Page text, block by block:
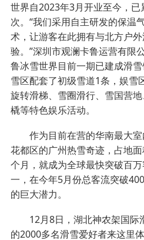
世界自2023年3月开业至今，
次。“我们采用自主研发的保温
术，让游客在此拥有与北方户
验。”深圳市观澜卡鲁运营有限
鲁冰雪世界目前一期已建成滑
雪区配套了初级雪道1条，娱雪
旋转滑梯、雪圈滑行、雪国营
橇等特色娱乐活动。
作为目前在营的华南最大室
花都区的广州热雪奇迹，占地
个月，就成为全球最快突破百
一，在今年5月份总客流突破
的巨大潜力。
12月8日，湖北神农架国际
的2000多名滑雪爱好者来这里